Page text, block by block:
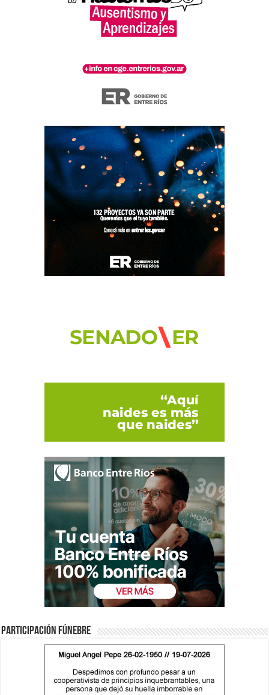
Participación fúnebre